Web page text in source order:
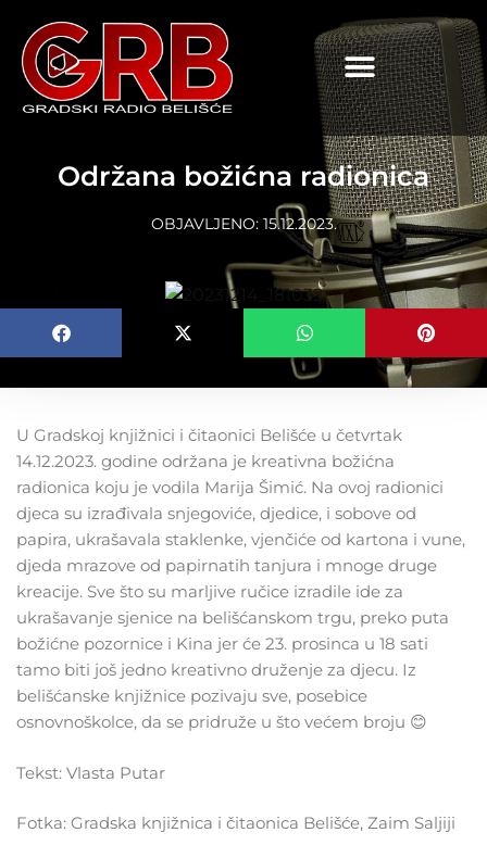
Održana božićna radionica
OBJAVLJENO: 15.12.2023.
U Gradskoj knjižnici i čitaonici Belišće u četvrtak
14.12.2023. godine održana je kreativna božićna
radionica koju je vodila Marija Šimić. Na ovoj radionici
djeca su izrađivala snjegoviće, djedice, i sobove od
papira, ukrašavala staklenke, vjenčiće od kartona i vune,
djeda mrazove od papirnatih tanjura i mnoge druge
kreacije. Sve što su marljive ručice izradile ide za
ukrašavanje sjenice na belišćanskom trgu, preko puta
božićne pozornice i Kina jer će 23. prosinca u 18 sati
tamo biti još jedno kreativno druženje za djecu. Iz
belišćanske knjižnice pozivaju sve, posebice
osnovnoškolce, da se pridruže u što većem broju 😊
Tekst: Vlasta Putar
Fotka: Gradska knjižnica i čitaonica Belišće, Zaim Saljiji